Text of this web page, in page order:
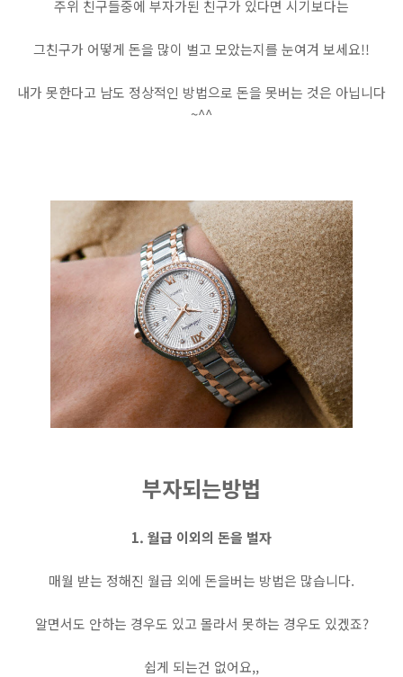
주위 친구들중에 부자가된 친구가 있다면 시기보다는
그친구가 어떻게 돈을 많이 벌고 모았는지를 눈여겨 보세요!!
내가 못한다고 남도 정상적인 방법으로 돈을 못버는 것은 아닙니다
~^^
부자되는방법
1. 월급 이외의 돈을 벌자
매월 받는 정해진 월급 외에 돈을버는 방법은 많습니다.
알면서도 안하는 경우도 있고 몰라서 못하는 경우도 있겠죠?
쉽게 되는건 없어요,,